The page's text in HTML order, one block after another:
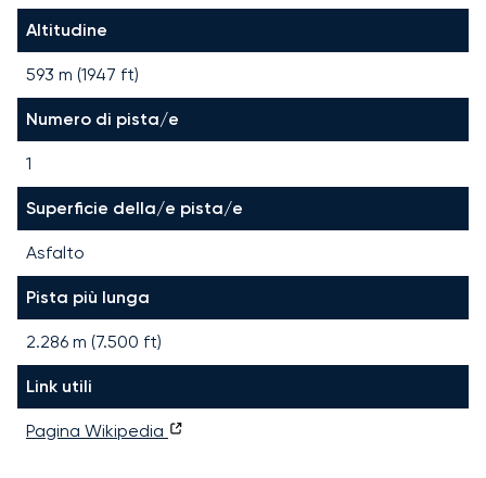
Altitudine
593 m (1947 ft)
Numero di pista/e
1
Superficie della/e pista/e
Asfalto
Pista più lunga
2.286 m (7.500 ft)
Link utili
Pagina Wikipedia